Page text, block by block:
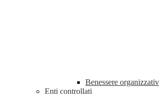
Benessere
Enti controllati